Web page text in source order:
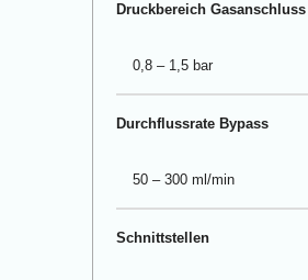
Druckbereich Gasanschluss
0,8 – 1,5 bar
Durchflussrate Bypass
50 – 300 ml/min
Schnittstellen